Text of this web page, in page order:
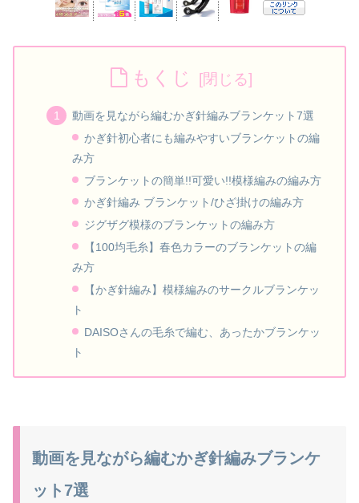
もくじ
動画を見ながら編むかぎ針編みブランケット7選
かぎ針初心者にも編みやすいブランケットの編
み方
ブランケットの簡単!!可愛い!!模様編みの編み方
かぎ針編み ブランケット/ひざ掛けの編み方
ジグザグ模様のブランケットの編み方
【100均毛糸】春色カラーのブランケットの編
み方
【かぎ針編み】模様編みのサークルブランケッ
ト
DAISOさんの毛糸で編む、あったかブランケッ
ト
動画を見ながら編むかぎ針編みブランケ
ット7選